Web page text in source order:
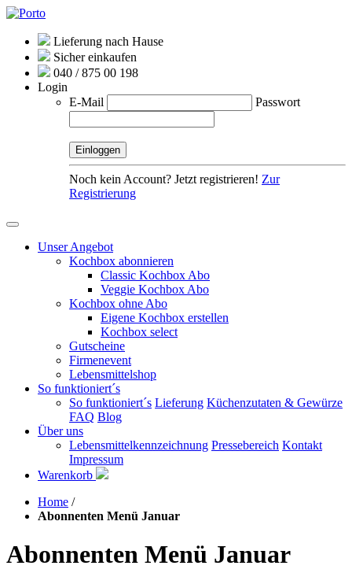
Lieferung nach Hause
Sicher einkaufen
040 / 875 00 198
Login
E-Mail
Passwort
Noch kein Account? Jetzt registrieren! Zur
Registrierung
Unser Angebot
Kochbox abonnieren
Classic Kochbox Abo
Veggie Kochbox Abo
Kochbox ohne Abo
Eigene Kochbox erstellen
Kochbox select
Gutscheine
Firmenevent
Lebensmittelshop
So funktioniert´s
So funktioniert´s Lieferung Küchenzutaten & Gewürze
FAQ Blog
Über uns
Lebensmittelkennzeichnung Pressebereich Kontakt
Impressum
Warenkorb
Home /
Abonnenten Menü Januar
Abonnenten Menü Januar